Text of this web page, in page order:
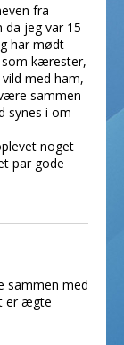
fra
da jeg var 15
har mødt
som kærester,
med ham,
sammen
synes i om
noget
par gode
sammen med
er ægte